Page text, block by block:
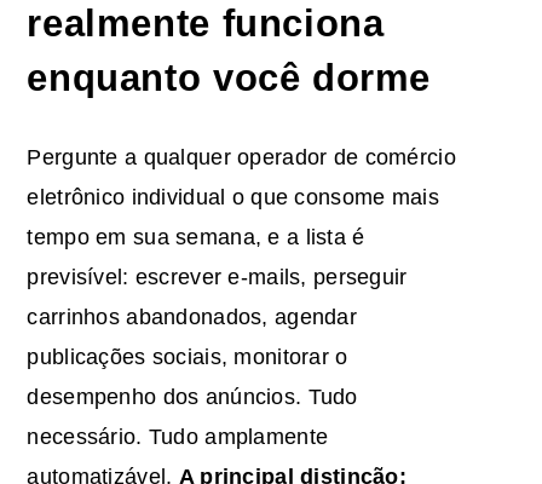
realmente funciona
enquanto você dorme
Pergunte a qualquer operador de comércio
eletrônico individual o que consome mais
tempo em sua semana, e a lista é
previsível: escrever e-mails, perseguir
carrinhos abandonados, agendar
publicações sociais, monitorar o
desempenho dos anúncios. Tudo
necessário. Tudo amplamente
automatizável. A principal distinção: